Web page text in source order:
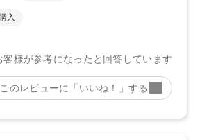
際には、下記品番をお伝え下さい。